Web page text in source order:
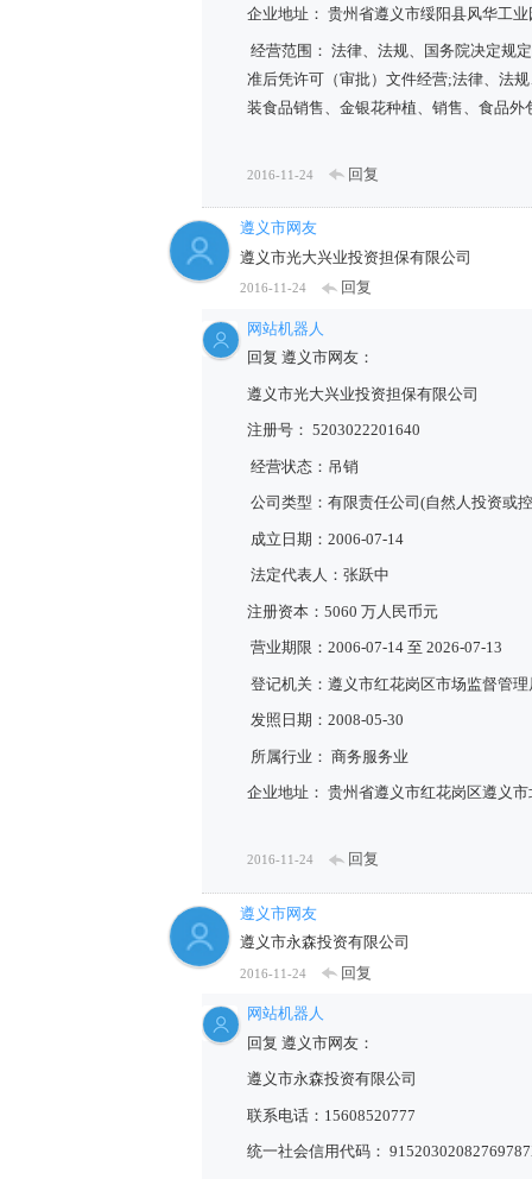
企业地址： 贵州省遵义市绥阳县风华工
经营范围： 法律、法规、国务院决定规
准后凭许可（审批）文件经营;法律、法
装食品销售、金银花种植、销售、食品
2016-11-24 回复
遵义市网友
遵义市光大兴业投资担保有限公司
2016-11-24 回复
网站机器人
回复 遵义市网友：
遵义市光大兴业投资担保有限公司
注册号： 5203022201640
经营状态：吊销
公司类型：有限责任公司(自然人投资或
成立日期：2006-07-14
法定代表人：张跃中
注册资本：5060 万人民币元
营业期限：2006-07-14 至 2026-07-13
登记机关：遵义市红花岗区市场监督管理
发照日期：2008-05-30
所属行业： 商务服务业
企业地址： 贵州省遵义市红花岗区遵义
2016-11-24 回复
遵义市网友
遵义市永森投资有限公司
2016-11-24 回复
网站机器人
回复 遵义市网友：
遵义市永森投资有限公司
联系电话：15608520777
统一社会信用代码：